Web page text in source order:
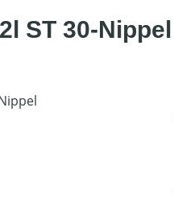
ST 30-Nippel